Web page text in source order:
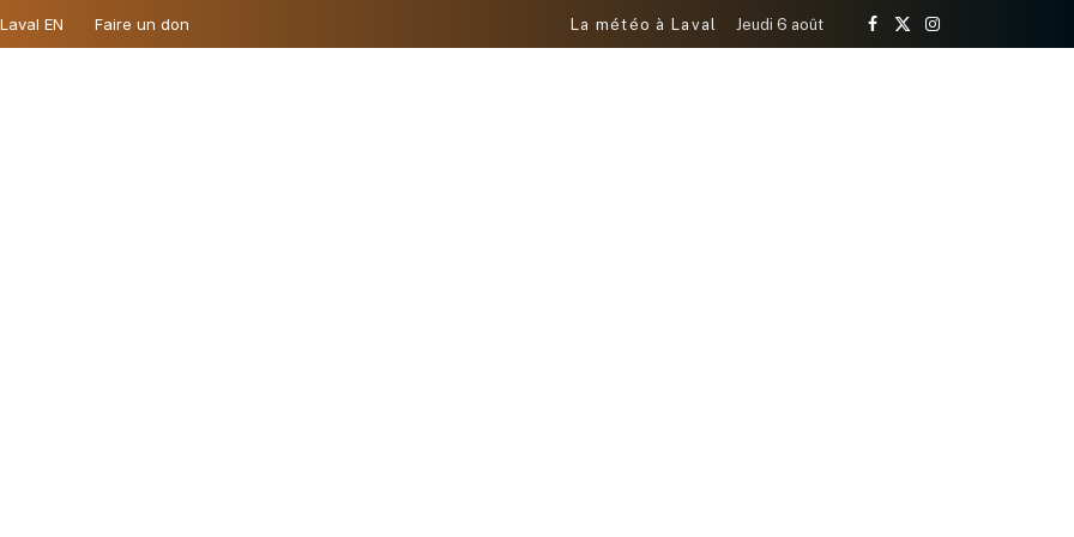
EN Faire un don La météo à Laval Jeudi 6 août
Facebook
X
Instagram